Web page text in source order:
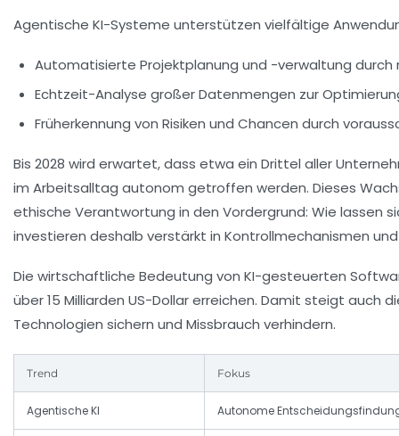
Agentische KI-Systeme unterstützen vielfältige
Automatisierte Projektplanung und -verwaltung durch
Echtzeit-Analyse großer Datenmengen zur
Früherkennung von Risiken und Chancen durch
Bis 2028 wird erwartet, dass etwa ein Drittel aller
im Arbeitsalltag autonom getroffen werden. Dieses
ethische Verantwortung in den Vordergrund: Wie lassen
investieren deshalb verstärkt in Kontrollmechanismen
Die wirtschaftliche Bedeutung von KI-gesteuerten
über 15 Milliarden US-Dollar erreichen. Damit steigt auch
Technologien sichern und Missbrauch verhindern.
Trend Fokus
Agentische KI Autonome